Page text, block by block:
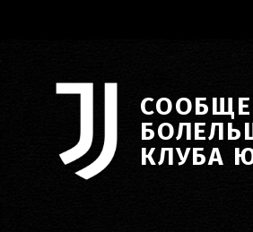
КЛУБА